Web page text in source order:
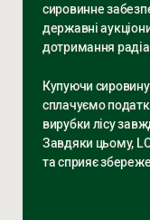
сировинне
державні
дотримання
Купуючи
сплачуємо
вирубки лісу
Завдяки цьому,
та сприяє